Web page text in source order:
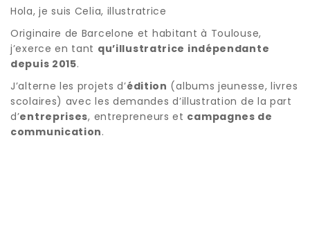
Hola, je suis Celia, illustratrice
Originaire de Barcelone et habitant à Toulouse,
j’exerce en tant qu’illustratrice indépendante
depuis 2015.
J’alterne les projets d’édition (albums jeunesse, livres
scolaires) avec les demandes d’illustration de la part
d’entreprises, entrepreneurs et campagnes de
communication.